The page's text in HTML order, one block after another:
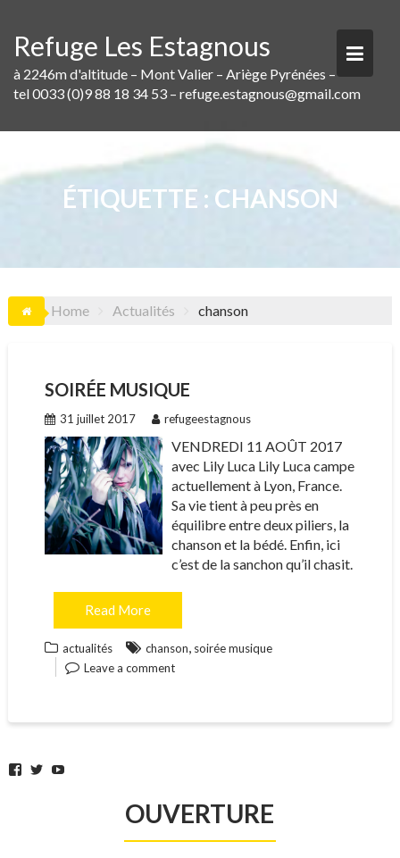
content
Refuge Les Estagnous
à 2246m d'altitude – Mont Valier – Ariège Pyrénées –
tel 0033 (0)9 88 18 34 53 – refuge.estagnous@gmail.com
ÉTIQUETTE : CHANSON
Home Actualités chanson
SOIRÉE MUSIQUE
31 juillet 2017 refugeestagnous
VENDREDI 11 AOÛT 2017
avec Lily Luca Lily Luca campe
actuellement à Lyon, France.
Sa vie tient à peu près en
équilibre entre deux piliers, la
chanson et la bédé. Enfin, ici
c’est de la sanchon qu’il chasit.
Read More
actualités chanson, soirée musique
Leave a comment
Facebook
TwitterYouTube
OUVERTURE